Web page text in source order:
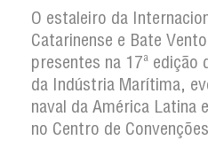
O estaleiro da
Catarinense e Bate
presentes na 17ª edição
da Indústria Marítima,
naval da América Latina
no Centro de